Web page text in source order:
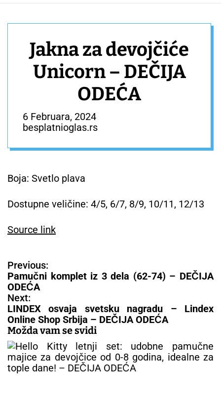
Jakna za devojčiće
Unicorn – DEČIJA
ODEĆA
6 Februara, 2024
besplatnioglas.rs
Boja: Svetlo plava
Dostupne veličine: 4/5, 6/7, 8/9, 10/11, 12/13
Source link
N
a
v
i
g
a
c
i
j
a
č
Previous:
Pamučni komplet iz 3 dela (62-74) – DEČIJA
ODEĆA
Next:
LINDEX osvaja svetsku nagradu – Lindex
Online Shop Srbija – DEČIJA ODEĆA
Možda vam se svidi